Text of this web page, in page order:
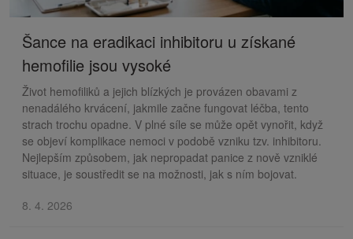
Šance na eradikaci inhibitoru u získané
hemofilie jsou vysoké
Život hemofiliků a jejich blízkých je provázen obavami z
nenadálého krvácení, jakmile začne fungovat léčba, tento
strach trochu opadne. V plné síle se může opět vynořit, když
se objeví komplikace nemoci v podobě vzniku tzv. inhibitoru.
Nejlepším způsobem, jak nepropadat panice z nově vzniklé
situace, je soustředit se na možnosti, jak s ním bojovat.
8. 4. 2026